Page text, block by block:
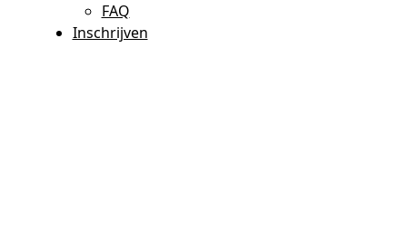
FAQ
Inschrijven